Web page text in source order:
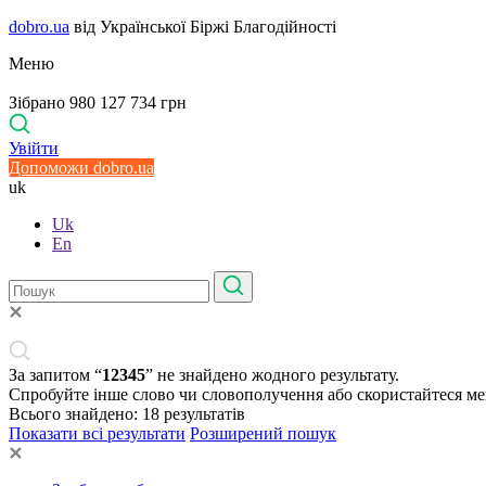
dobro.ua від Української Біржі Благодійності
Меню
Зібрано 980 127 734 грн
Увійти
Допоможи dobro.ua
uk
Uk
En
За запитом “12345” не знайдено жодного результату.
Спробуйте інше слово чи словополучення або скористайтеся
Всього знайдено: 18 результатів
Показати всі результати Розширений пошук